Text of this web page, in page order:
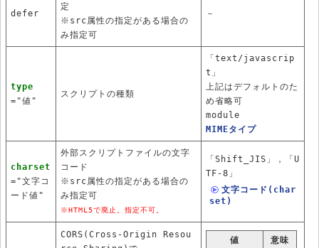
defer
定
※src属性の指定がある場合の
み指定可
－
type
="値"
スクリプトの種類
「text/javascrip
t」
上記はデフォルトのた
め省略可
module
MIMEタイプ
charset
="文字コ
ード値"
外部スクリプトファイルの文字
コード
※src属性の指定がある場合の
み指定可
※HTML5で廃止。指定不可。
「Shift_JIS」，「U
TF-8」
文字コード(char
set)
CORS(Cross-Origin Resou
値 意味